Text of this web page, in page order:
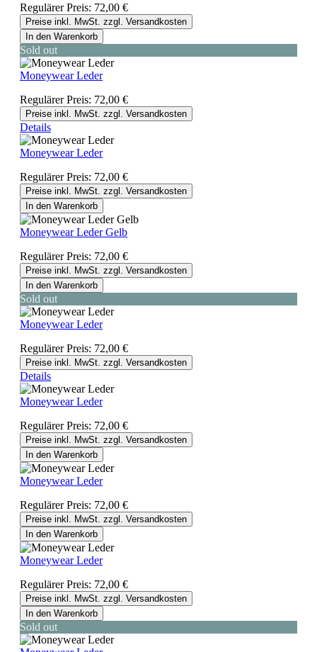
Regulärer Preis: 72,00 €
Preise inkl. MwSt. zzgl. Versandkosten
In den Warenkorb
Sold out
Moneywear Leder
Regulärer Preis: 72,00 €
Preise inkl. MwSt. zzgl. Versandkosten
Details
Moneywear Leder
Regulärer Preis: 72,00 €
Preise inkl. MwSt. zzgl. Versandkosten
In den Warenkorb
Moneywear Leder Gelb
Regulärer Preis: 72,00 €
Preise inkl. MwSt. zzgl. Versandkosten
In den Warenkorb
Sold out
Moneywear Leder
Regulärer Preis: 72,00 €
Preise inkl. MwSt. zzgl. Versandkosten
Details
Moneywear Leder
Regulärer Preis: 72,00 €
Preise inkl. MwSt. zzgl. Versandkosten
In den Warenkorb
Moneywear Leder
Regulärer Preis: 72,00 €
Preise inkl. MwSt. zzgl. Versandkosten
In den Warenkorb
Moneywear Leder
Regulärer Preis: 72,00 €
Preise inkl. MwSt. zzgl. Versandkosten
In den Warenkorb
Sold out